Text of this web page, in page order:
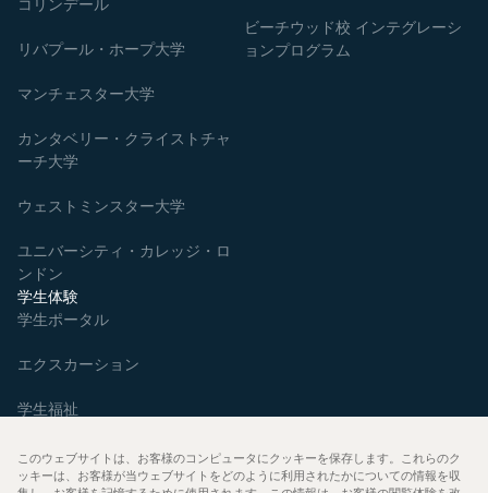
このウェブサイトは、お客様のコンピュータにクッキーを保存します。これらのク
ッキーは、お客様が当ウェブサイトをどのように利用されたかについての情報を収
コリンデール
リバプール・ホープ大学
マンチェスター大学
カンタベリー・クライストチャ
ーチ大学
ウェストミンスター大学
ユニバーシティ・カレッジ・ロ
ンドン
ビーチウッド校 インテグレーシ
ョンプログラム
学生体験
学生ポータル
エクスカーション
学生福祉
生徒の声